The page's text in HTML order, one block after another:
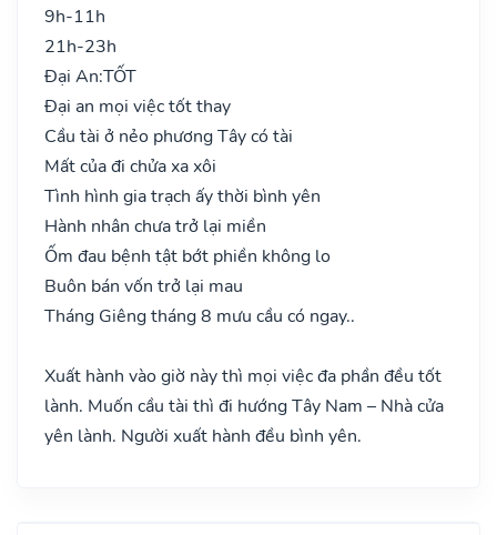
9h-11h
21h-23h
Đại An:TỐT
Đại an mọi việc tốt thay
Cầu tài ở nẻo phương Tây có tài
Mất của đi chửa xa xôi
Tình hình gia trạch ấy thời bình yên
Hành nhân chưa trở lại miền
Ốm đau bệnh tật bớt phiền không lo
Buôn bán vốn trở lại mau
Tháng Giêng tháng 8 mưu cầu có ngay..
Xuất hành vào giờ này thì mọi việc đa phần đều tốt
lành. Muốn cầu tài thì đi hướng Tây Nam – Nhà cửa
yên lành. Người xuất hành đều bình yên.